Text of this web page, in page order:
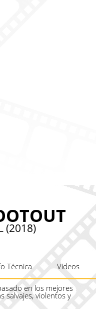
(2018)
Técnica Vídeos
en los mejores
salvajes, violentos y